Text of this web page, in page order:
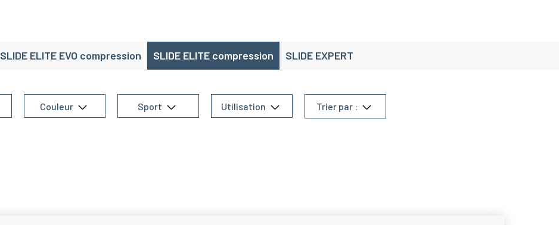
SLIDE ELITE EVO compression SLIDE ELITE compression SLIDE EXPERT
Couleur Sport Utilisation Trier par :